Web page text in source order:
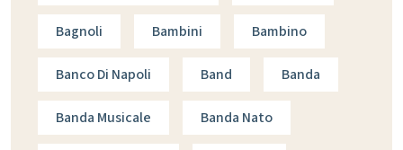
Bagnoli Bambini Bambino
Banco Di Napoli Band Banda
Banda Musicale Banda Nato